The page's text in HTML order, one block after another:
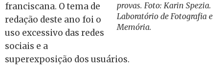
provas. Foto: Karin Spezia.
Laboratório de Fotografia e
Memória.
franciscana. O tema de
redação deste ano foi o
uso excessivo das redes
sociais e a
superexposição dos usuários.